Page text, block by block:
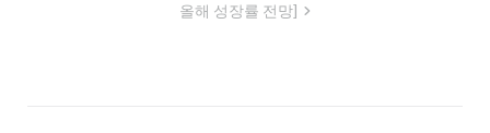
올해 성장률 전망]